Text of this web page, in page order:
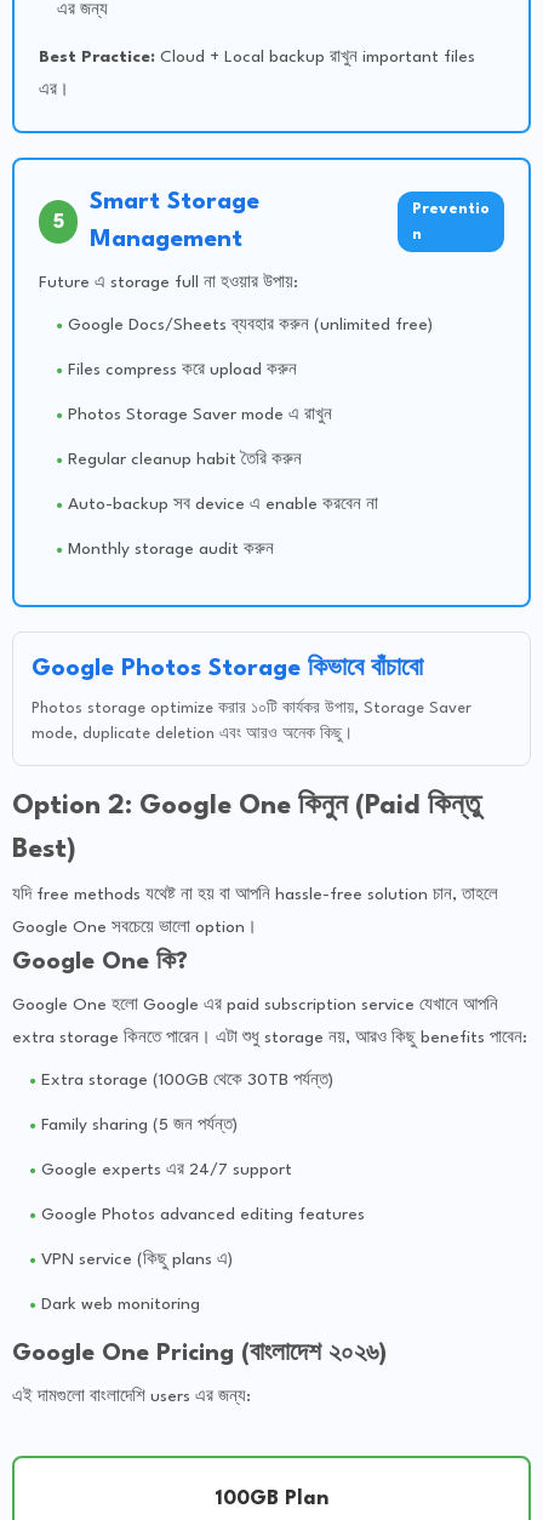
এর জন্য
Best Practice: Cloud + Local backup রাখুন important files
এর।
5
Smart Storage
Management
Preventio
n
Future এ storage full না হওয়ার উপায়:
Google Docs/Sheets ব্যবহার করুন (unlimited free)
Files compress করে upload করুন
Photos Storage Saver mode এ রাখুন
Regular cleanup habit তৈরি করুন
Auto-backup সব device এ enable করবেন না
Monthly storage audit করুন
Google Photos Storage কিভাবে বাঁচাবো
Photos storage optimize করার ১০টি কার্যকর উপায়, Storage Saver
mode, duplicate deletion এবং আরও অনেক কিছু।
Option 2: Google One কিনুন (Paid কিন্তু
Best)
যদি free methods যথেষ্ট না হয় বা আপনি hassle-free solution চান, তাহলে
Google One সবচেয়ে ভালো option।
Google One কি?
Google One হলো Google এর paid subscription service যেখানে আপনি
extra storage কিনতে পারেন। এটা শুধু storage নয়, আরও কিছু benefits পাবেন:
Extra storage (100GB থেকে 30TB পর্যন্ত)
Family sharing (5 জন পর্যন্ত)
Google experts এর 24/7 support
Google Photos advanced editing features
VPN service (কিছু plans এ)
Dark web monitoring
Google One Pricing (বাংলাদেশ ২০২৬)
এই দামগুলো বাংলাদেশি users এর জন্য:
100GB Plan